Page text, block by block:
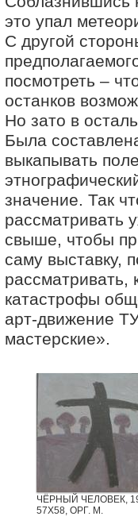
это упал
С другой
посмотреть –
останков
Но зато в
Была
выкапывать
значение. Так
рассматривать
свыше, чтобы
саму выставку,
рассматривать,
катастрофы
арт-движение
мастерские».
ЧЁРНЫЙ ЧЕЛОВЕК,
57Х58, ОРГ. М.